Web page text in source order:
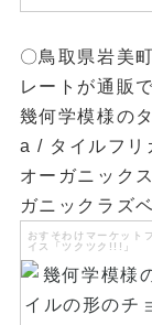
〇鳥取県岩美
レートが通販で
幾何学模様の
a / タイルフリ
オーガニック
ガニックラズ
おすそわけマーケット
イス「ツクツク!!!」